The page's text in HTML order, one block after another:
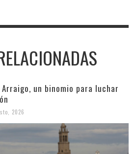
un binomio para luchar
2026